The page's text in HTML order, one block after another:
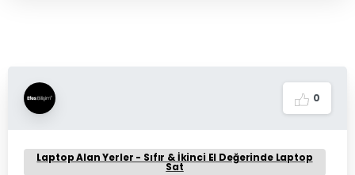
0
Laptop Alan Yerler - Sıfır & İkinci El Değerinde Laptop
Sat